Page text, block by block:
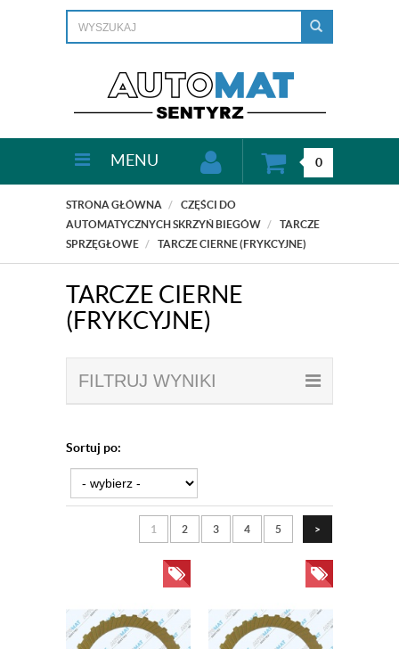
MENU 0
STRONA GŁÓWNA
CZĘŚCI DO
AUTOMATYCZNYCH SKRZYŃ BIEGÓW
TARCZE
SPRZĘGŁOWE
TARCZE CIERNE (FRYKCYJNE)
TARCZE CIERNE
(FRYKCYJNE)
FILTRUJ WYNIKI
Sortuj po:
1 2 3 4 5 >